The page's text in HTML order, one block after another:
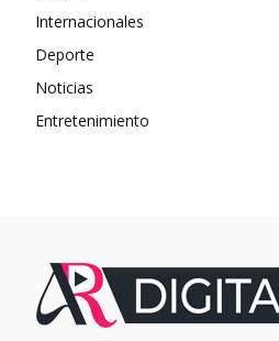
Internacionales
Deporte
Noticias
Entretenimiento